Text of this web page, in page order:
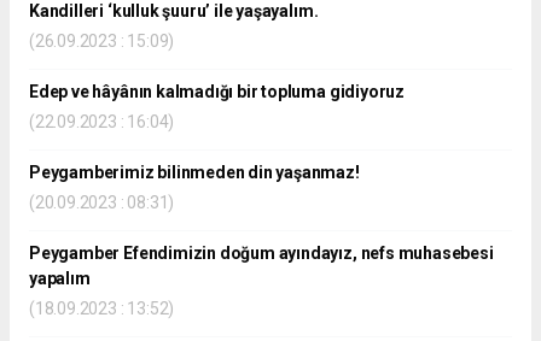
Kandilleri ‘kulluk şuuru’ ile yaşayalım.
(26.09.2023 : 15:09)
Edep ve hâyânın kalmadığı bir topluma gidiyoruz
(22.09.2023 : 16:04)
Peygamberimiz bilinmeden din yaşanmaz!
(20.09.2023 : 08:31)
Peygamber Efendimizin doğum ayındayız, nefs muhasebesi
yapalım
(18.09.2023 : 13:52)